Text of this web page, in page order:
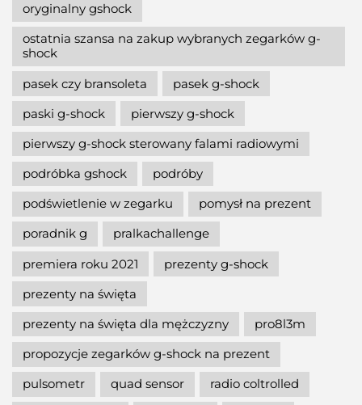
oryginalny gshock
ostatnia szansa na zakup wybranych zegarków g-
shock
pasek czy bransoleta
pasek g-shock
paski g-shock
pierwszy g-shock
pierwszy g-shock sterowany falami radiowymi
podróbka gshock
podróby
podświetlenie w zegarku
pomysł na prezent
poradnik g
pralkachallenge
premiera roku 2021
prezenty g-shock
prezenty na święta
prezenty na święta dla mężczyzny
pro8l3m
propozycje zegarków g-shock na prezent
pulsometr
quad sensor
radio coltrolled